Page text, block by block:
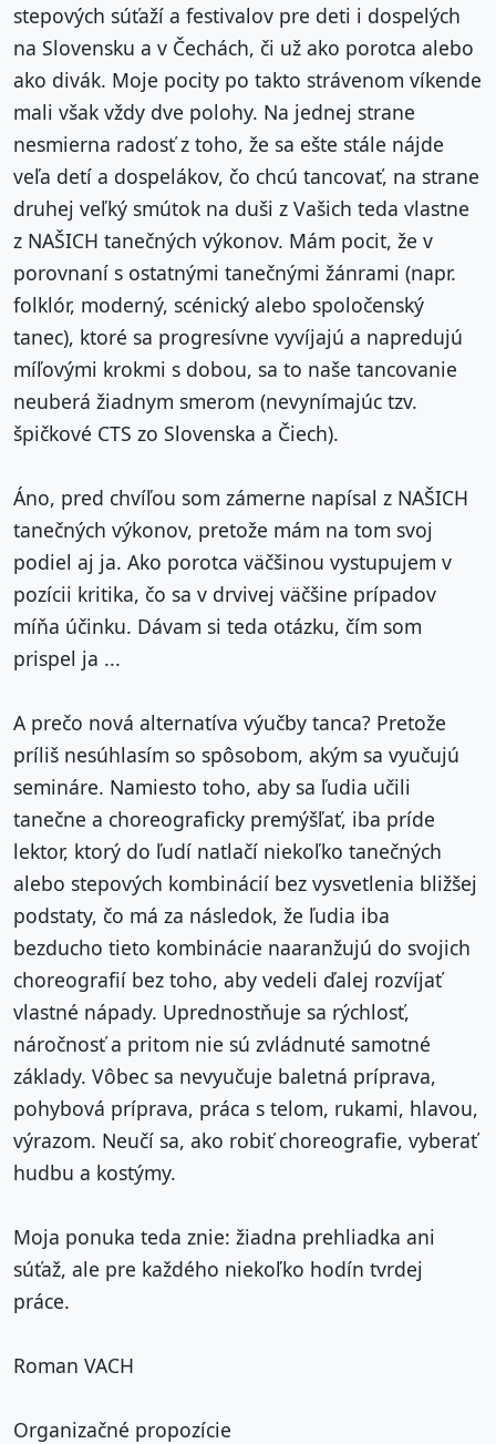
stepových súťaží a festivalov pre deti i dospelých
na Slovensku a v Čechách, či už ako porotca alebo
ako divák. Moje pocity po takto strávenom víkende
mali však vždy dve polohy. Na jednej strane
nesmierna radosť z toho, že sa ešte stále nájde
veľa detí a dospelákov, čo chcú tancovať, na strane
druhej veľký smútok na duši z Vašich teda vlastne
z NAŠICH tanečných výkonov. Mám pocit, že v
porovnaní s ostatnými tanečnými žánrami (napr.
folklór, moderný, scénický alebo spoločenský
tanec), ktoré sa progresívne vyvíjajú a napredujú
míľovými krokmi s dobou, sa to naše tancovanie
neuberá žiadnym smerom (nevynímajúc tzv.
špičkové CTS zo Slovenska a Čiech).
Áno, pred chvíľou som zámerne napísal z NAŠICH
tanečných výkonov, pretože mám na tom svoj
podiel aj ja. Ako porotca väčšinou vystupujem v
pozícii kritika, čo sa v drvivej väčšine prípadov
míňa účinku. Dávam si teda otázku, čím som
prispel ja ...
A prečo nová alternatíva výučby tanca? Pretože
príliš nesúhlasím so spôsobom, akým sa vyučujú
semináre. Namiesto toho, aby sa ľudia učili
tanečne a choreograficky premýšľať, iba príde
lektor, ktorý do ľudí natlačí niekoľko tanečných
alebo stepových kombinácií bez vysvetlenia bližšej
podstaty, čo má za následok, že ľudia iba
bezducho tieto kombinácie naaranžujú do svojich
choreografií bez toho, aby vedeli ďalej rozvíjať
vlastné nápady. Uprednostňuje sa rýchlosť,
náročnosť a pritom nie sú zvládnuté samotné
základy. Vôbec sa nevyučuje baletná príprava,
pohybová príprava, práca s telom, rukami, hlavou,
výrazom. Neučí sa, ako robiť choreografie, vyberať
hudbu a kostýmy.
Moja ponuka teda znie: žiadna prehliadka ani
súťaž, ale pre každého niekoľko hodín tvrdej
práce.
Roman VACH
Organizačné propozície